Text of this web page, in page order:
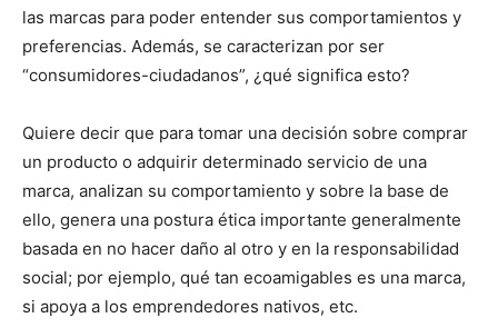
las marcas para poder entender sus comportamientos y
preferencias. Además, se caracterizan por ser
“consumidores-ciudadanos”, ¿qué significa esto?
Quiere decir que para tomar una decisión sobre comprar
un producto o adquirir determinado servicio de una
marca, analizan su comportamiento y sobre la base de
ello, genera una postura ética importante generalmente
basada en no hacer daño al otro y en la responsabilidad
social; por ejemplo, qué tan ecoamigables es una marca,
si apoya a los emprendedores nativos, etc.